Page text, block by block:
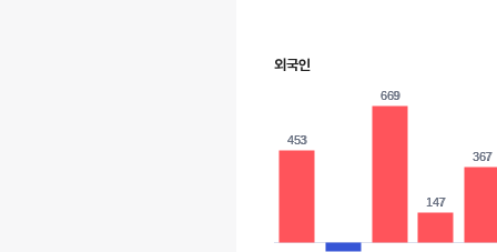
외국인
453
453
669
669
147
147
367
367